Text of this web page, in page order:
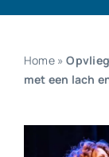
Nieuws
Dossiers
Home»
met een lach